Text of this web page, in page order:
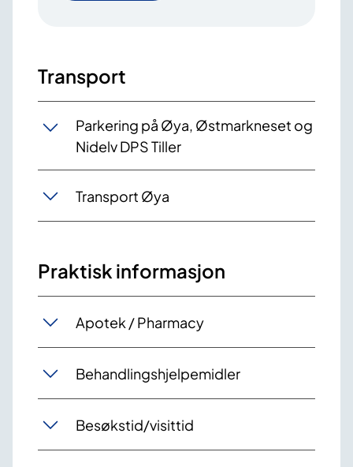
Transport
Parkering på Øya, Østmarkneset og
Nidelv DPS Tiller
Transport Øya
Praktisk informasjon
Apotek / Pharmacy
Behandlingshjelpemidler
Besøkstid/visittid